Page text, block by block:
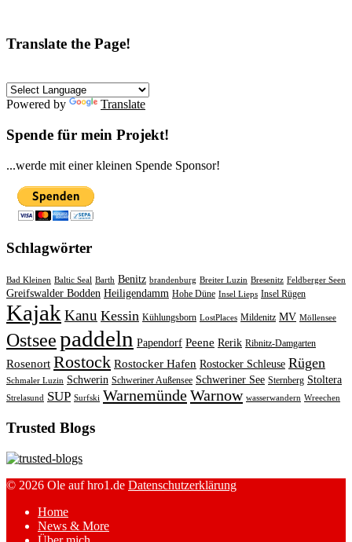
Translate the Page!
Powered by Translate
Spende für mein Projekt!
...werde mit einer kleinen Spende Sponsor!
Schlagwörter
Bad Kleinen Baltic Seal Barth Benitz brandenburg Breiter Luzin Bresenitz Feldberger Seen
Greifswalder Bodden Heiligendamm Hohe Düne Insel Lieps Insel Rügen
Kajak Kanu Kessin Kühlungsborn LostPlaces Mildenitz MV Möllensee
Ostseepaddeln Papendorf Peene Rerik Ribnitz-Damgarten
Rosenort Rostock Rostocker Hafen Rostocker Schleuse Rügen
Schmaler Luzin Schwerin Schweriner Außensee Schweriner See Sternberg Stoltera
Strelasund SUP Surfski WarnemündeWarnow wasserwandern Wreechen
Trusted Blogs
© 2026 Ole auf hro1.de Datenschutzerklärung
Home
News & More